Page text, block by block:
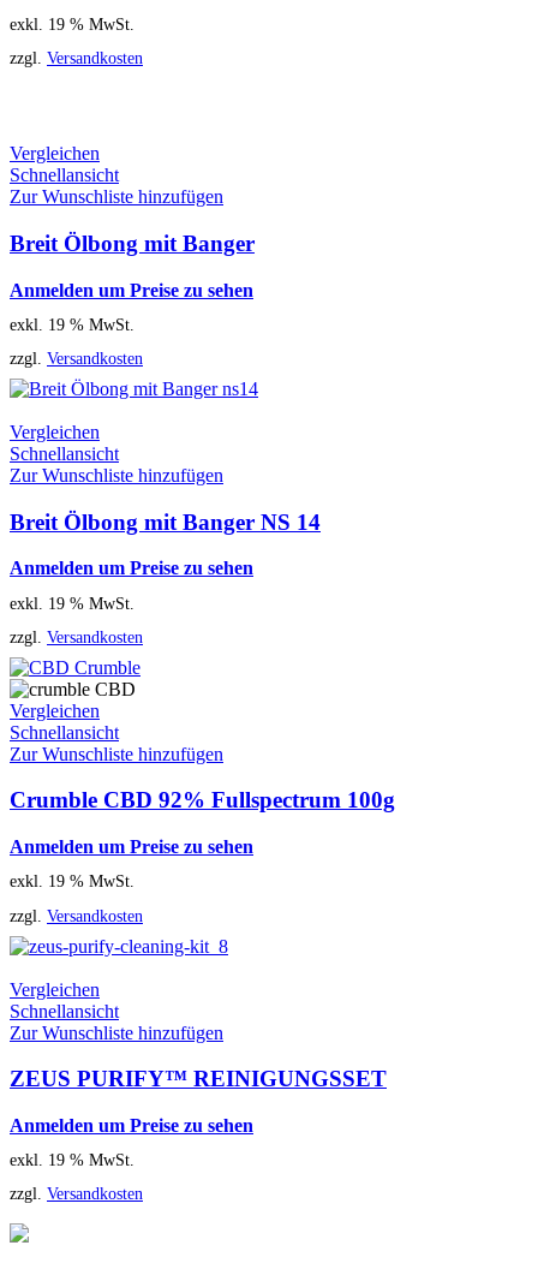
exkl. 19 % MwSt.
zzgl. Versandkosten
Vergleichen
Schnellansicht
Zur Wunschliste hinzufügen
Breit Ölbong mit Banger
Anmelden um Preise zu sehen
exkl. 19 % MwSt.
zzgl. Versandkosten
Vergleichen
Schnellansicht
Zur Wunschliste hinzufügen
Breit Ölbong mit Banger NS 14
Anmelden um Preise zu sehen
exkl. 19 % MwSt.
zzgl. Versandkosten
Vergleichen
Schnellansicht
Zur Wunschliste hinzufügen
Crumble CBD 92% Fullspectrum 100g
Anmelden um Preise zu sehen
exkl. 19 % MwSt.
zzgl. Versandkosten
Vergleichen
Schnellansicht
Zur Wunschliste hinzufügen
ZEUS PURIFY™ REINIGUNGSSET
Anmelden um Preise zu sehen
exkl. 19 % MwSt.
zzgl. Versandkosten